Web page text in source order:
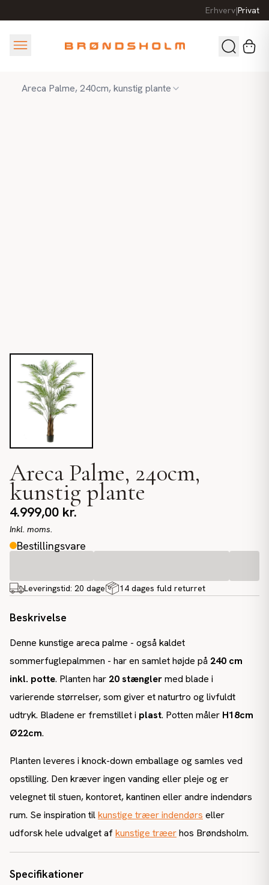
Erhverv|Privat
Areca Palme, 240cm, kunstig plante
Areca Palme, 240cm,
kunstig plante
4.999,00 kr.
Inkl. moms.
Bestillingsvare
Leveringstid: 20 dage 14 dages fuld returret
Beskrivelse
Denne kunstige areca palme - også kaldet
sommerfuglepalmmen - har en samlet højde på 240 cm
inkl. potte. Planten har 20 stænglermed blade i
varierende størrelser, som giver et naturtro og livfuldt
udtryk. Bladene er fremstillet i plast. Potten måler H18cm
Ø22cm.
Planten leveres i knock-down emballage og samles ved
opstilling. Den kræver ingen vanding eller pleje og er
velegnet til stuen, kontoret, kantinen eller andre indendørs
rum. Se inspiration tilkunstige træer indendørs eller
udforsk hele udvalget afkunstige træerhos Brøndsholm.
Specifikationer